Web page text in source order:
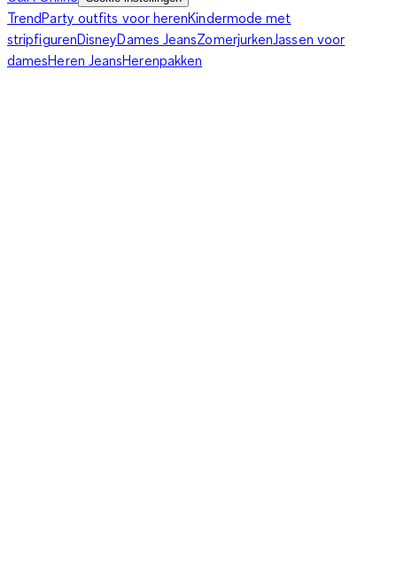
TrendParty outfits voor herenKindermode met
stripfigurenDisneyDames JeansZomerjurkenJassen voor
damesHeren JeansHerenpakken